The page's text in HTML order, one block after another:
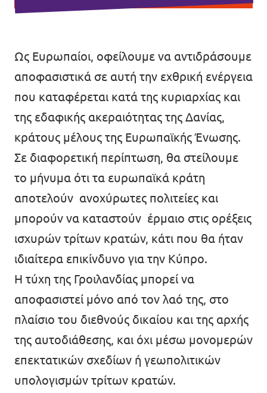
Ως Ευρωπαίοι, οφείλουμε να αντιδράσουμε
αποφασιστικά σε αυτή την εχθρική ενέργεια
που καταφέρεται κατά της κυριαρχίας και
της εδαφικής ακεραιότητας της Δανίας,
κράτους μέλους της Ευρωπαϊκής Ένωσης.
Σε διαφορετική περίπτωση, θα στείλουμε
το μήνυμα ότι τα ευρωπαϊκά κράτη
αποτελούν ανοχύρωτες πολιτείες και
μπορούν να καταστούν έρμαιο στις ορέξεις
ισχυρών τρίτων κρατών, κάτι που θα ήταν
ιδιαίτερα επικίνδυνο για την Κύπρο.
Η τύχη της Γροιλανδίας μπορεί να
αποφασιστεί μόνο από τον λαό της, στο
πλαίσιο του διεθνούς δικαίου και της αρχής
της αυτοδιάθεσης, και όχι μέσω μονομερών
επεκτατικών σχεδίων ή γεωπολιτικών
υπολογισμών τρίτων κρατών.